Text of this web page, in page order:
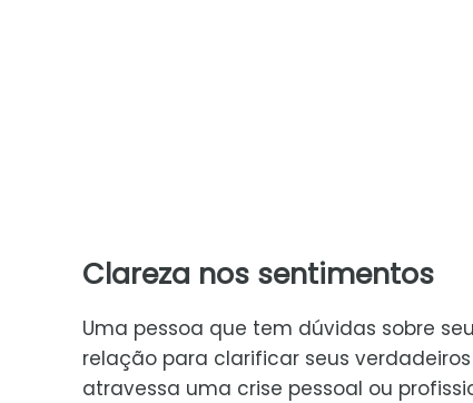
Clareza nos sentimentos
Uma pessoa que tem dúvidas sobre
relação para clarificar seus
atravessa uma crise pessoal ou